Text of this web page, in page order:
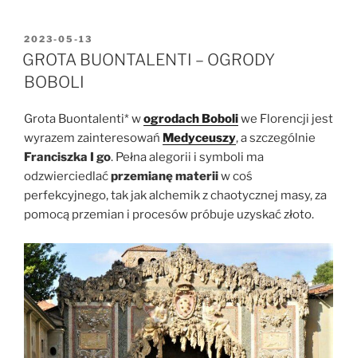
OPUBLIKOWANE
W
2023-05-13
GROTA BUONTALENTI – OGRODY
BOBOLI
Grota Buontalenti* wogrodach Boboliwe Florencji jest
wyrazem zainteresowań Medyceuszy, a szczególnie
Franciszka I go. Pełna alegorii i symboli ma
odzwierciedlaćprzemianę materiiw coś
perfekcyjnego, tak jak alchemik z chaotycznej masy, za
pomocą przemian i procesów próbuje uzyskać złoto.